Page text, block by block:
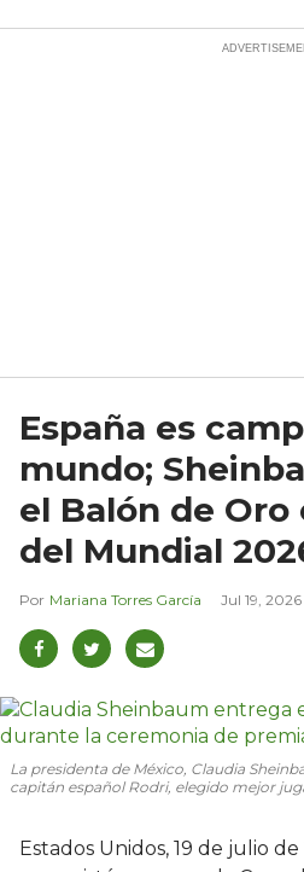
España es
mundo;
el Balón de Oro
del Mundial
Mariana Torres García Jul 19, 2026
La presidenta de México, Claudia
capitán español Rodri, elegido mejor
Estados Unidos, 19 de julio